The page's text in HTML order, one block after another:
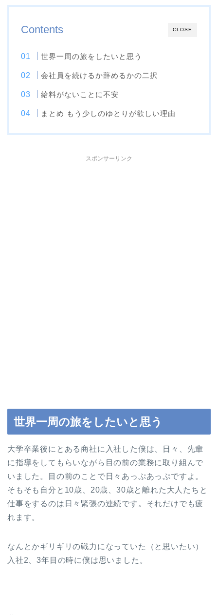
CLOSE
Contents
世界一周の旅をしたいと思う
会社員を続けるか辞めるかの二択
給料がないことに不安
まとめ もう少しのゆとりが欲しい理由
スポンサーリンク
世界一周の旅をしたいと思う
大学卒業後にとある商社に入社した僕は、日々、先輩
に指導をしてもらいながら目の前の業務に取り組んで
いました。目の前のことで日々あっぷあっぷですよ。
そもそも自分と10歳、20歳、30歳と離れた大人たちと
仕事をするのは日々緊張の連続です。それだけでも疲
れます。
なんとかギリギリの戦力になっていた（と思いたい）
入社2、3年目の時に僕は思いました。